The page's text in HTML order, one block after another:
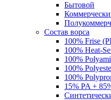
Бытовой
Состав ворса
100% Frise
100% Heat-
100%
100%
100%
15% PA +